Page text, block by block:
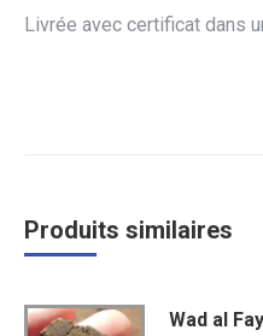
Livrée avec certificat dans
Produits similaires
Wad al